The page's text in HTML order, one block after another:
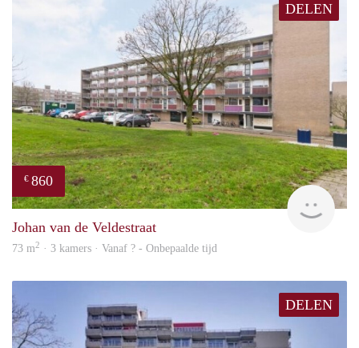
DELEN
€ 860
Johan van de Veldestraat
73 m2 · 3 kamers · Vanaf ? - Onbepaalde tijd
DELEN